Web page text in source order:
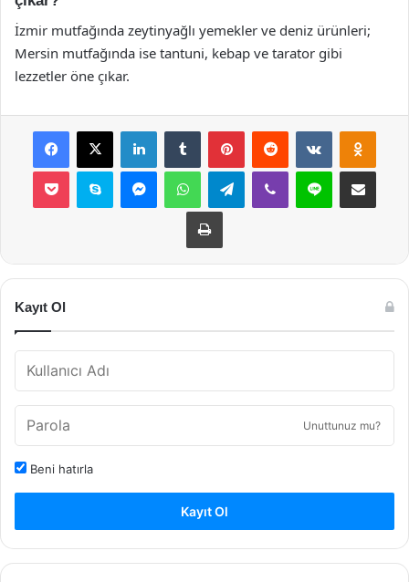
İzmir mutfağında zeytinyağlı yemekler ve deniz ürünleri;
Mersin mutfağında ise tantuni, kebap ve tarator gibi
lezzetler öne çıkar.
Facebook
X LinkedInTumblr PinterestReddit VKontakte
Pocket Skype MessengerWhatsAppTelegramViber Line E-Posta ile
Yazdır
Kayıt Ol
Unuttunuz mu?
Beni hatırla
Kayıt Ol